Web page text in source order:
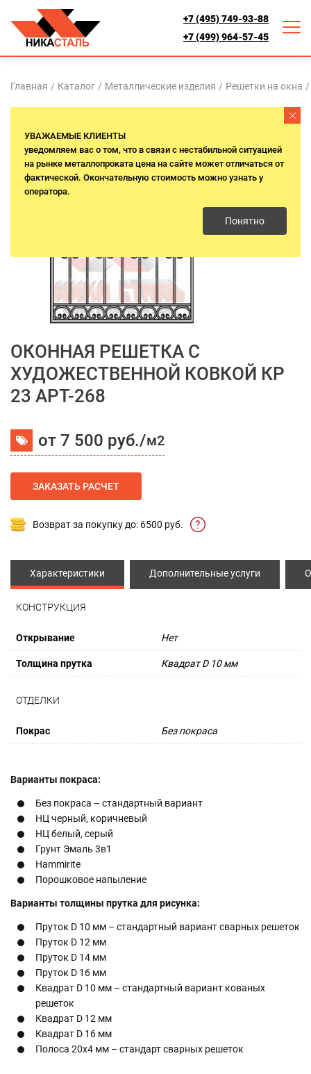
+7 (495) 749-93-88
+7 (499) 964-57-45
Главная / Каталог / Металлические изделия / Решетки на окна /
ОКОННАЯ РЕШЕТКА С
ХУДОЖЕСТВЕННОЙ КОВКОЙ КР
23 АРТ-268
от 7 500 руб./м2
ЗАКАЗАТЬ РАСЧЕТ
Возврат за покупку до: 6500 руб.
Характеристики Дополнительные услуги
КОНСТРУКЦИЯ
Открывание Нет
Толщина прутка Квадрат D 10 мм
ОТДЕЛКИ
Покрас Без покраса
Варианты покраса:
Без покраса – стандартный вариант
НЦ черный, коричневый
НЦ белый, серый
Грунт Эмаль 3в1
Hammirite
Порошковое напыление
Варианты толщины прутка для рисунка:
Пруток D 10 мм – стандартный вариант сварных решеток
Пруток D 12 мм
Пруток D 14 мм
Пруток D 16 мм
Квадрат D 10 мм – стандартный вариант кованых
решеток
Квадрат D 12 мм
Квадрат D 16 мм
Полоса 20х4 мм – стандарт сварных решеток
УВАЖАЕМЫЕ КЛИЕНТЫ
уведомляем вас о том, что в связи с нестабильной ситуацией
на рынке металлопроката цена на сайте может отличаться от
фактической. Окончательную стоимость можно узнать у
оператора.
Понятно